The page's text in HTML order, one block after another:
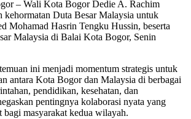
– Wali Kota Bogor Dedie A. Rachim
kehormatan Duta Besar Malaysia untuk
Mohamad Hasrin Tengku Hussin, beserta
Malaysia di Balai Kota Bogor, Senin
ini menjadi momentum strategis untuk
antara Kota Bogor dan Malaysia di berbagai
pendidikan, kesehatan, dan
pentingnya kolaborasi nyata yang
bagi masyarakat kedua wilayah.